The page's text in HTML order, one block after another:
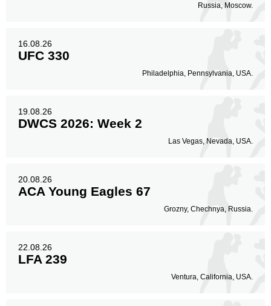
Russia, Moscow.
16.08.26
UFC 330
Philadelphia, Pennsylvania, USA.
19.08.26
DWCS 2026: Week 2
Las Vegas, Nevada, USA.
20.08.26
ACA Young Eagles 67
Grozny, Chechnya, Russia.
22.08.26
LFA 239
Ventura, California, USA.